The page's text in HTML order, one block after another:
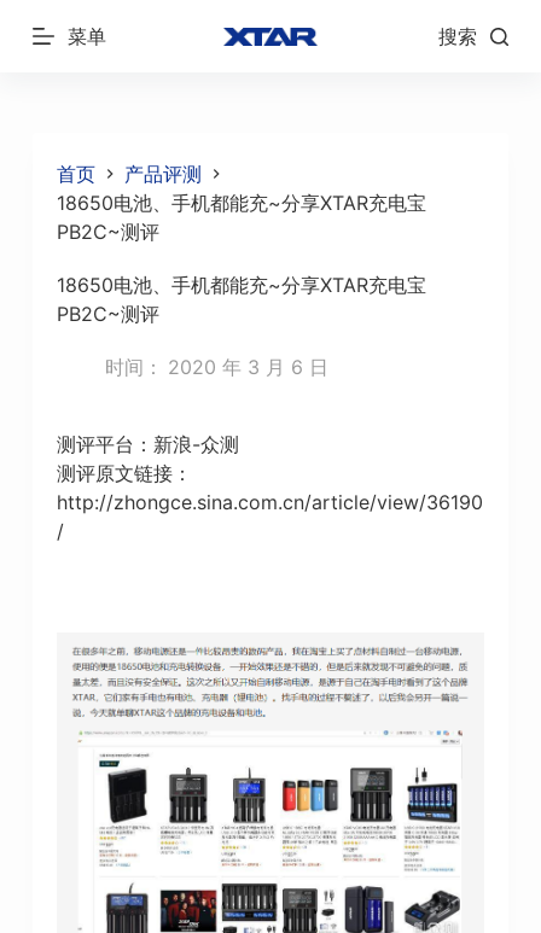
跳
菜单 搜索
首页
产品评测
18650电池、手机都能充~分享XTAR充电宝
PB2C~测评
18650电池、手机都能充~分享XTAR充电宝
PB2C~测评
时间： 2020 年 3 月 6 日
测评平台：新浪-众测
测评原文链接：
http://zhongce.sina.com.cn/article/view/36190
/